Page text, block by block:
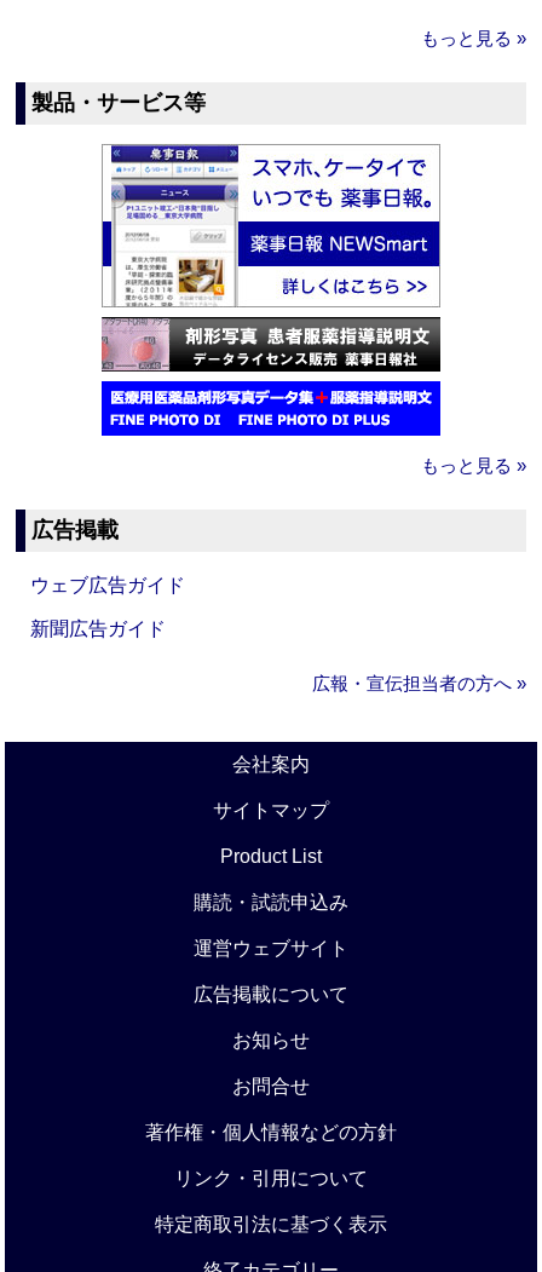
もっと見る »
製品・サービス等
もっと見る »
広告掲載
ウェブ広告ガイド
新聞広告ガイド
広報・宣伝担当者の方へ »
会社案内
サイトマップ
Product List
購読・試読申込み
運営ウェブサイト
広告掲載について
お知らせ
お問合せ
著作権・個人情報などの方針
リンク・引用について
特定商取引法に基づく表示